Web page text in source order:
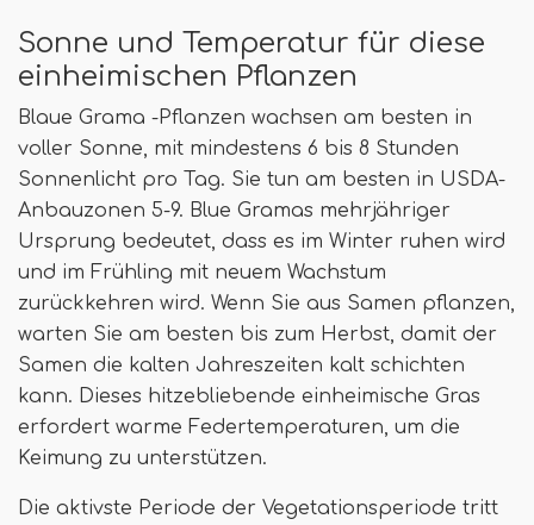
Sonne und Temperatur für diese
einheimischen Pflanzen
Blaue Grama -Pflanzen wachsen am besten in
voller Sonne, mit mindestens 6 bis 8 Stunden
Sonnenlicht pro Tag. Sie tun am besten in USDA-
Anbauzonen 5-9. Blue Gramas mehrjähriger
Ursprung bedeutet, dass es im Winter ruhen wird
und im Frühling mit neuem Wachstum
zurückkehren wird. Wenn Sie aus Samen pflanzen,
warten Sie am besten bis zum Herbst, damit der
Samen die kalten Jahreszeiten kalt schichten
kann. Dieses hitzebliebende einheimische Gras
erfordert warme Federtemperaturen, um die
Keimung zu unterstützen.
Die aktivste Periode der Vegetationsperiode tritt